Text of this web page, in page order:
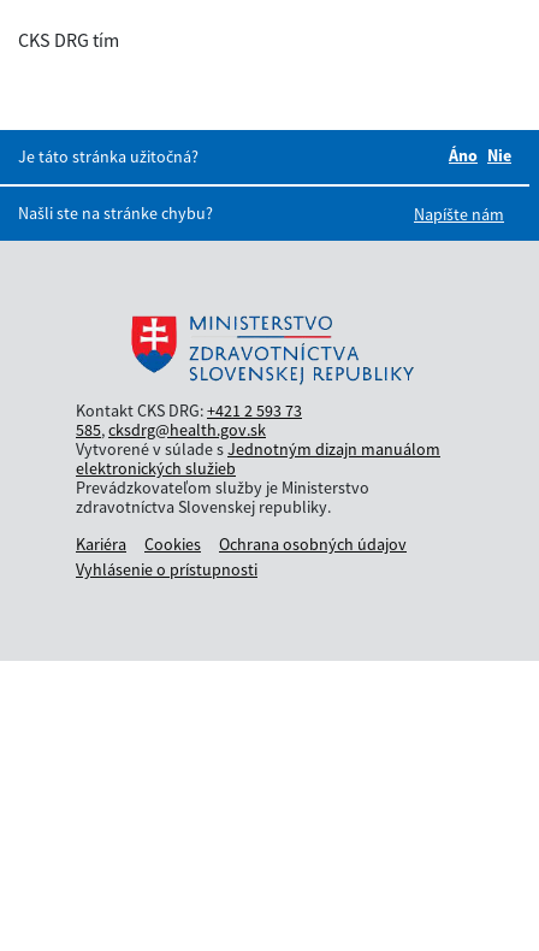
CKS DRG tím
Je táto stránka užitočná? Áno Boli
Nie
Našli ste na stránke chybu? Napíšte nám
Kontakt CKS DRG:+421 2 593 73
585,cksdrg@health.gov.sk
Vytvorené v súlade sJednotným dizajn manuálom
elektronických služieb
Prevádzkovateľom služby je Ministerstvo
zdravotníctva Slovenskej republiky.
Kariéra
Cookies
Ochrana osobných údajov
Vyhlásenie o prístupnosti